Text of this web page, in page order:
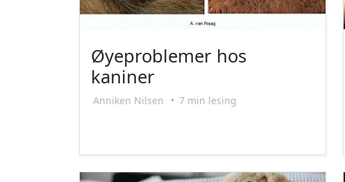
Øyeproblemer hos
kaniner
Anniken Nilsen • 7 min lesing